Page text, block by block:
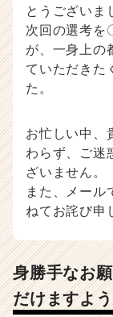
とうございま
次回の選考を
が、一身上の
ていただきた
た。
お忙しい中、
わらず、ご迷
ざいません。
また、メール
ねてお詫び申
身勝手なお
だけますよ